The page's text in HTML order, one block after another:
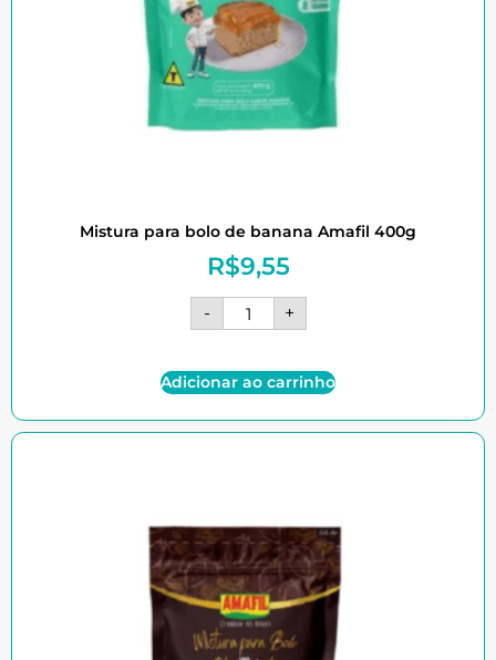
Mistura para bolo de banana Amafil 400g
R$9,55
- +
Adicionar ao carrinho